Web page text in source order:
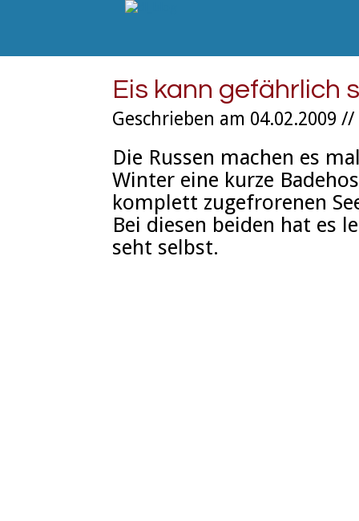
Eis kann gefährlich
Geschrieben am 04.02.2009 //
Die Russen machen es
Winter eine kurze
komplett zugefrorenen
Bei diesen beiden hat es
seht selbst.